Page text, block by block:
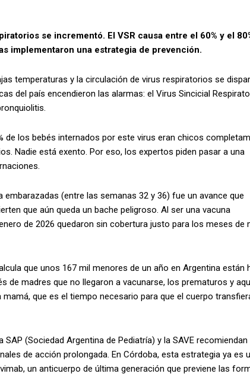
se incrementó. El VSR causa entre el 60% y el
implementaron una estrategia de prevención.
temperaturas y la circulación de virus respiratorios se
del país encendieron las alarmas: el Virus Sincicial
de los bebés internados por este virus eran chicos
Nadie está exento. Por eso, los expertos piden pasar a una
(entre las semanas 32 y 36) fue un avance que
que aún queda un bache peligroso. Al ser una vacuna
de 2026 quedaron sin cobertura justo para los meses de
que unos 167 mil menores de un año en Argentina están
de madres que no llegaron a vacunarse, los prematuros y
que es el tiempo necesario para que el cuerpo
(Sociedad Argentina de Pediatría) y la SAVE recomiendan
de acción prolongada. En Córdoba, esta estrategia ya es
un anticuerpo de última generación que previene las